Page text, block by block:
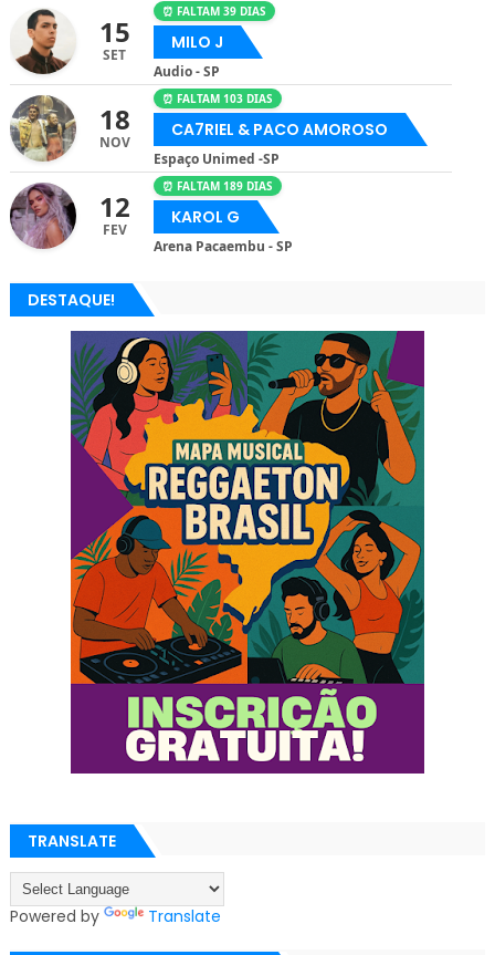
15
SET
⏰ FALTAM 39 DIAS
MILO J
Audio - SP
18
NOV
⏰ FALTAM 103 DIAS
CA7RIEL & PACO AMOROSO
Espaço Unimed -SP
12
FEV
⏰ FALTAM 189 DIAS
KAROL G
Arena Pacaembu - SP
DESTAQUE!
TRANSLATE
Powered by Translate